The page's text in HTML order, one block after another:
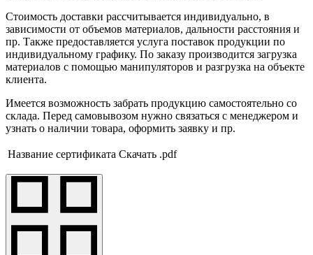
Стоимость доставки рассчитывается индивидуально, в
зависимости от объемов материалов, дальности расстояния и
пр. Также предоставляется услуга поставок продукции по
индивидуальному графику. По заказу производится загрузка
материалов с помощью манипуляторов и разгрузка на объекте
клиента.
Имеется возможность забрать продукцию самостоятельно со
склада. Перед самовывозом нужно связаться с менеджером и
узнать о наличии товара, оформить заявку и пр.
Название сертификата Скачать .pdf